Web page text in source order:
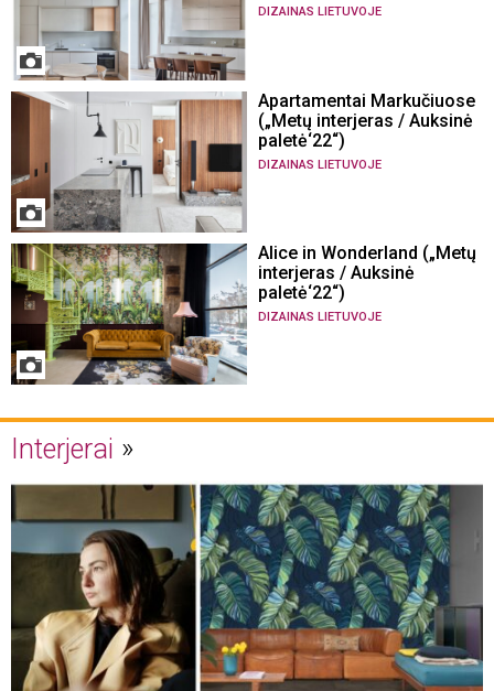
DIZAINAS LIETUVOJE
Apartamentai Markučiuose
(„Metų interjeras / Auksinė
paletė‘22“)
DIZAINAS LIETUVOJE
Alice in Wonderland („Metų
interjeras / Auksinė
paletė‘22“)
DIZAINAS LIETUVOJE
Interjerai